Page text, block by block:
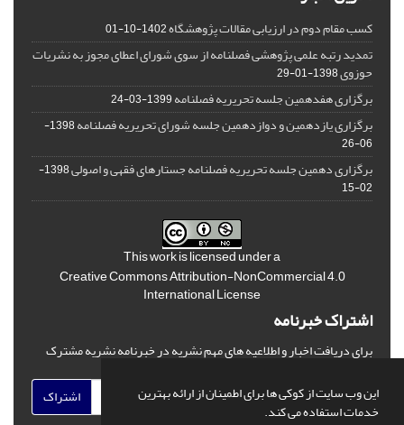
این وب سایت از کوکی ها برای اطمینان از ارائه بهترین
خدمات استفاده می کند.
کسب مقام دوم در ارزیابی مقالات پژوهشگاه1402-10-01
تمدید رتبه علمی پژوهشی فصلنامه از سوی شورای اعطای مجوز به نشریات
حوزوی1398-01-29
برگزاری هفدهمین جلسه تحریریه فصلنامه1399-03-24
برگزاری یازدهمین و دوازدهمین جلسه شورای تحریریه فصلنامه
1398-
06-26
برگزاری دهمین جلسه تحریریه فصلنامه جستارهای فقهی و اصولی
1398-
02-15
This work is licensed under a
Creative Commons Attribution-NonCommercial 4.0
International License
اشتراک خبرنامه
برای دریافت اخبار و اطلاعیه های مهم نشریه در خبرنامه نشریه مشترک
اشتراک